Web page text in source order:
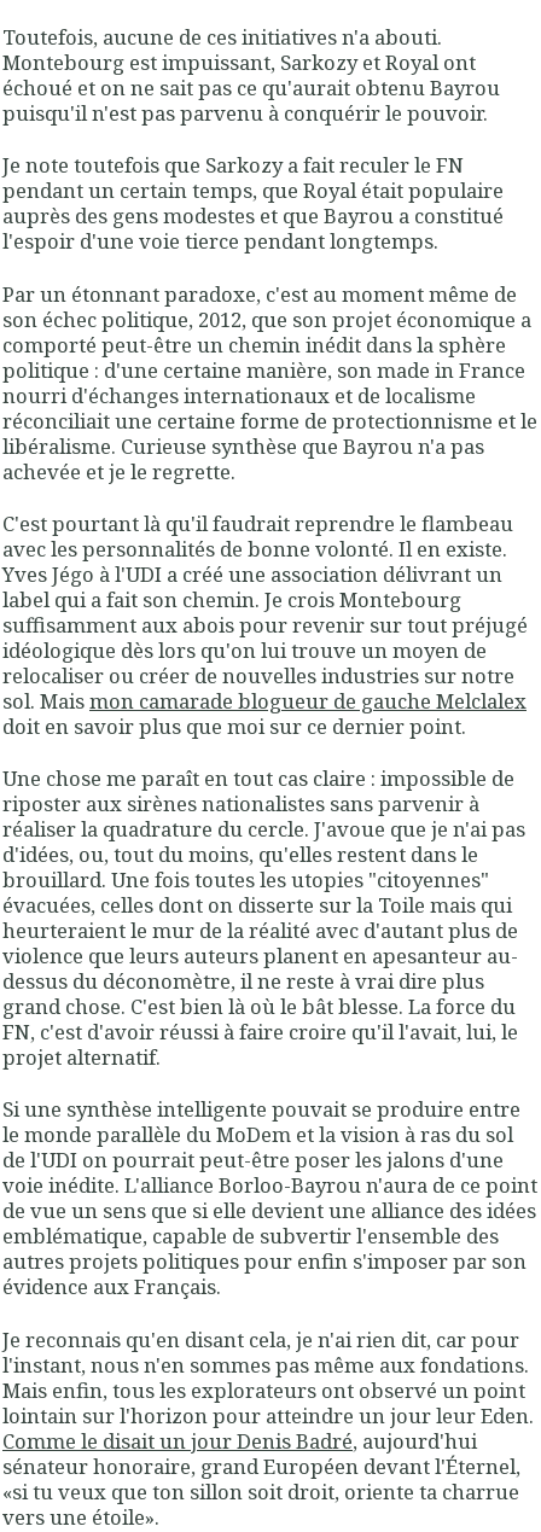
Toutefois, aucune de ces initiatives n'a abouti.
Montebourg est impuissant, Sarkozy et Royal ont
échoué et on ne sait pas ce qu'aurait obtenu Bayrou
puisqu'il n'est pas parvenu à conquérir le pouvoir.
Je note toutefois que Sarkozy a fait reculer le FN
pendant un certain temps, que Royal était populaire
auprès des gens modestes et que Bayrou a constitué
l'espoir d'une voie tierce pendant longtemps.
Par un étonnant paradoxe, c'est au moment même de
son échec politique, 2012, que son projet économique a
comporté peut-être un chemin inédit dans la sphère
politique : d'une certaine manière, son made in France
nourri d'échanges internationaux et de localisme
réconciliait une certaine forme de protectionnisme et le
libéralisme. Curieuse synthèse que Bayrou n'a pas
achevée et je le regrette.
C'est pourtant là qu'il faudrait reprendre le flambeau
avec les personnalités de bonne volonté. Il en existe.
Yves Jégo à l'UDI a créé une association délivrant un
label qui a fait son chemin. Je crois Montebourg
suffisamment aux abois pour revenir sur tout préjugé
idéologique dès lors qu'on lui trouve un moyen de
relocaliser ou créer de nouvelles industries sur notre
sol. Maismon camarade blogueur de gauche Melclalex
doit en savoir plus que moi sur ce dernier point.
Une chose me paraît en tout cas claire : impossible de
riposter aux sirènes nationalistes sans parvenir à
réaliser la quadrature du cercle. J'avoue que je n'ai pas
d'idées, ou, tout du moins, qu'elles restent dans le
brouillard. Une fois toutes les utopies "citoyennes"
évacuées, celles dont on disserte sur la Toile mais qui
heurteraient le mur de la réalité avec d'autant plus de
violence que leurs auteurs planent en apesanteur au-
dessus du déconomètre, il ne reste à vrai dire plus
grand chose. C'est bien là où le bât blesse. La force du
FN, c'est d'avoir réussi à faire croire qu'il l'avait, lui, le
projet alternatif.
Si une synthèse intelligente pouvait se produire entre
le monde parallèle du MoDem et la vision à ras du sol
de l'UDI on pourrait peut-être poser les jalons d'une
voie inédite. L'alliance Borloo-Bayrou n'aura de ce point
de vue un sens que si elle devient une alliance des idées
emblématique, capable de subvertir l'ensemble des
autres projets politiques pour enfin s'imposer par son
évidence aux Français.
Je reconnais qu'en disant cela, je n'ai rien dit, car pour
l'instant, nous n'en sommes pas même aux fondations.
Mais enfin, tous les explorateurs ont observé un point
lointain sur l'horizon pour atteindre un jour leur Eden.
Comme le disait un jour Denis Badré, aujourd'hui
sénateur honoraire, grand Européen devant l'Éternel,
«si tu veux que ton sillon soit droit, oriente ta charrue
vers une étoile».